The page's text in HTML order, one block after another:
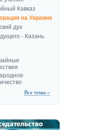
Кавказ
на Украине
дух
- Казань
Все темы »